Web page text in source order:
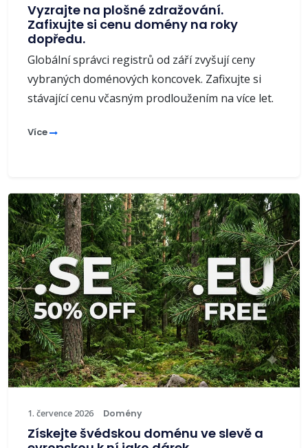
Vyzrajte na plošné zdražování.
Zafixujte si cenu domény na roky
dopředu.
Globální správci registrů od září zvyšují ceny
vybraných doménových koncovek. Zafixujte si
stávající cenu včasným prodloužením na více let.
Více
1. července 2026 Domény
Získejte švédskou doménu ve slevě a